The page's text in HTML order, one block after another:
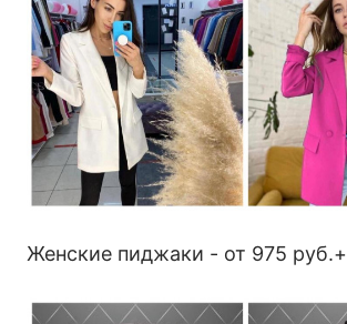
Женские пиджаки - от 975 руб.+